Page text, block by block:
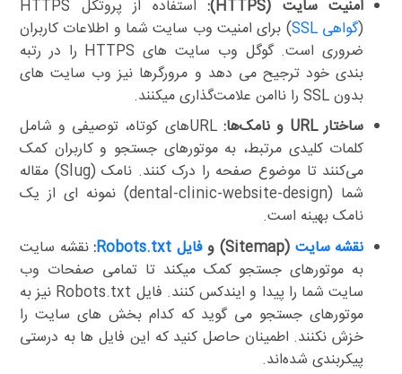
امنیت سایت (HTTPS):
استفاده از پروتکل HTTPS
(گواهی SSL
) برای امنیت وب سایت شما و اطلاعات کاربران
ضروری است. گوگل وب سایت های HTTPS را در رتبه
بندی خود ترجیح می دهد و مرورگرها نیز وب سایت های
بدون SSL را ناامن علامت‌گذاری میکنند.
ساختار URL و نامک‌ها:
URLهای کوتاه، توصیفی و شامل
کلمات کلیدی مرتبط، به موتورهای جستجو و کاربران کمک
می‌کنند تا موضوع صفحه را درک کنند. نامک (Slug) مقاله
شما (dental-clinic-website-design) نمونه ای از یک
نامک بهینه است.
نقشه سایت (Sitemap) و فایل Robots.txt :نقشه سایت
به موتورهای جستجو کمک میکند تا تمامی صفحات وب
سایت شما را پیدا و ایندکس کنند. فایل Robots.txt نیز به
موتورهای جستجو می گوید که کدام بخش های سایت را
خزش نکنند. اطمینان حاصل کنید که این فایل ها به درستی
پیکربندی شده‌اند.